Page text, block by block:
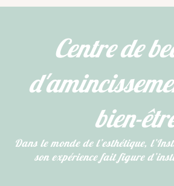
Centre de
bien-
​Dans le monde de l’esthétique,
son expérience fait figure